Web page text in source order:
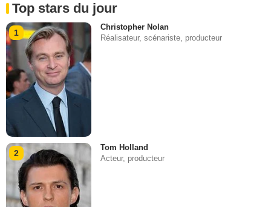
Top stars du jour
1
Christopher Nolan
Réalisateur, scénariste, producteur
2
Tom Holland
Acteur, producteur